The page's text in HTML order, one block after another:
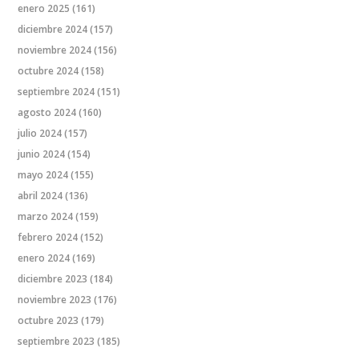
enero 2025 (161)
diciembre 2024(157)
noviembre 2024(156)
octubre 2024(158)
septiembre 2024(151)
agosto 2024(160)
julio 2024(157)
junio 2024(154)
mayo 2024(155)
abril 2024(136)
marzo 2024(159)
febrero 2024(152)
enero 2024(169)
diciembre 2023 (184)
noviembre 2023 (176)
octubre 2023 (179)
septiembre 2023 (185)